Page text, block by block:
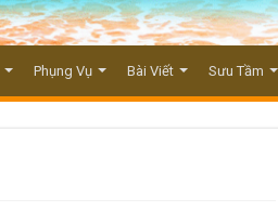
Phụng Vụ Bài Viết Sưu Tầm